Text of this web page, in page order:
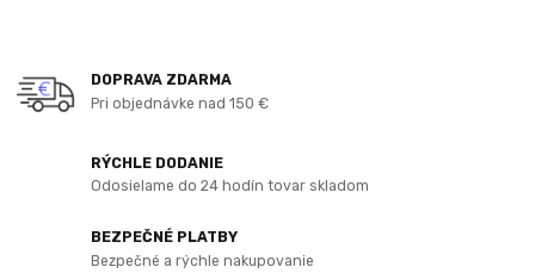
DOPRAVA ZDARMA
Pri objednávke nad 150 €
RÝCHLE DODANIE
Odosielame do 24 hodín tovar skladom
BEZPEČNÉ PLATBY
Bezpečné a rýchle nakupovanie